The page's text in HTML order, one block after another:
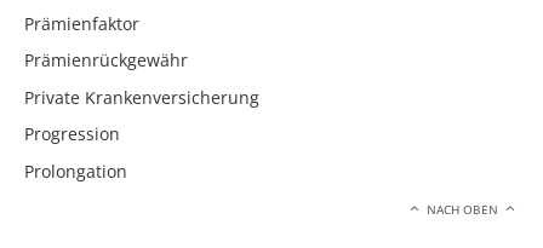
Prämienfaktor
Prämienrückgewähr
Private Krankenversicherung
Progression
Prolongation
NACH OBEN